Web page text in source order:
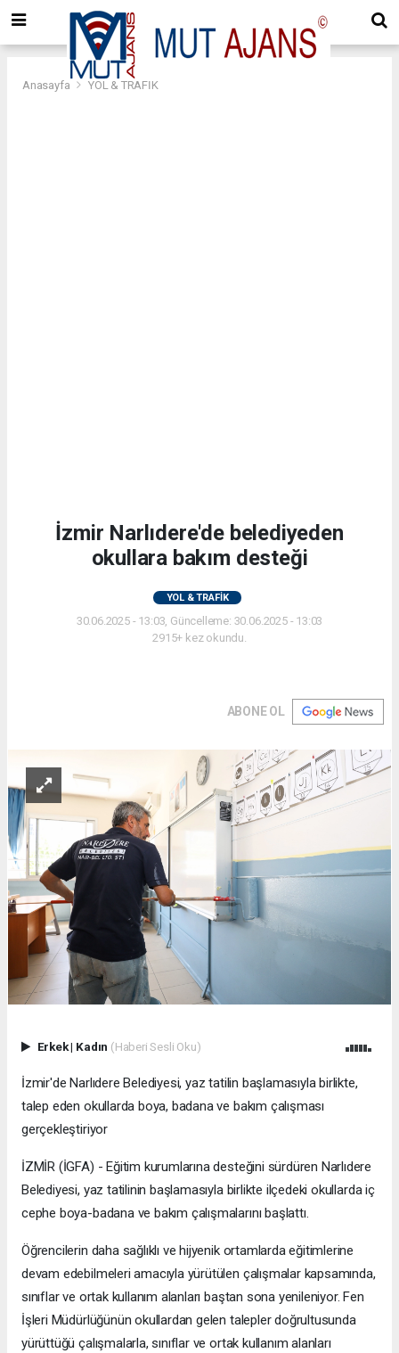
Anasayfa YOL & TRAFİK
İzmir Narlıdere'de belediyeden
okullara bakım desteği
YOL & TRAFİK
30.06.2025 - 13:03, Güncelleme: 30.06.2025 - 13:03
2915+ kez okundu.
ABONE OL
Erkek| Kadın (Haberi Sesli Oku)
İzmir'de Narlıdere Belediyesi, yaz tatilin başlamasıyla birlikte,
talep eden okullarda boya, badana ve bakım çalışması
gerçekleştiriyor
İZMİR (İGFA) - Eğitim kurumlarına desteğini sürdüren Narlıdere
Belediyesi, yaz tatilinin başlamasıyla birlikte ilçedeki okullarda iç
cephe boya-badana ve bakım çalışmalarını başlattı.
Öğrencilerin daha sağlıklı ve hijyenik ortamlarda eğitimlerine
devam edebilmeleri amacıyla yürütülen çalışmalar kapsamında,
sınıflar ve ortak kullanım alanları baştan sona yenileniyor. Fen
İşleri Müdürlüğünün okullardan gelen talepler doğrultusunda
yürüttüğü çalışmalarla, sınıflar ve ortak kullanım alanları